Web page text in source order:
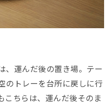
、運んだ後の置き場。テー
のトレーを台所に戻しに行
こちらは、運んだ後そのま